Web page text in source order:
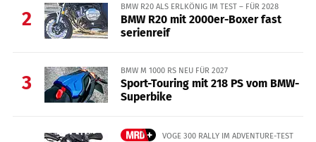
2
BMW R20 ALS ERLKÖNIG IM TEST – FÜR 2028
BMW R20 mit 2000er-Boxer fast
serienreif
3
BMW M 1000 RS NEU FÜR 2027
Sport-Touring mit 218 PS vom BMW-
Superbike
VOGE 300 RALLY IM ADVENTURE-TEST